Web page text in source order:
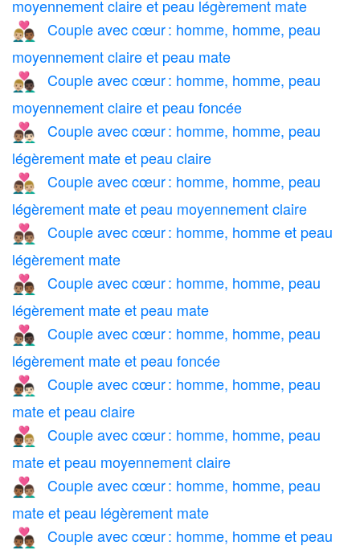
moyennement claire et peau légèrement mate
👨🏼‍❤️‍👨🏾
Couple avec cœur : homme, homme, peau
moyennement claire et peau mate
👨🏼‍❤️‍👨🏿
Couple avec cœur : homme, homme, peau
moyennement claire et peau foncée
👨🏽‍❤️‍👨🏻
Couple avec cœur : homme, homme, peau
légèrement mate et peau claire
👨🏽‍❤️‍👨🏼
Couple avec cœur : homme, homme, peau
légèrement mate et peau moyennement claire
👨🏽‍❤️‍👨🏽
Couple avec cœur : homme, homme et peau
légèrement mate
👨🏽‍❤️‍👨🏾
Couple avec cœur : homme, homme, peau
légèrement mate et peau mate
👨🏽‍❤️‍👨🏿
Couple avec cœur : homme, homme, peau
légèrement mate et peau foncée
👨🏾‍❤️‍👨🏻
Couple avec cœur : homme, homme, peau
mate et peau claire
👨🏾‍❤️‍👨🏼
Couple avec cœur : homme, homme, peau
mate et peau moyennement claire
👨🏾‍❤️‍👨🏽
Couple avec cœur : homme, homme, peau
mate et peau légèrement mate
👨🏾‍❤️‍👨🏾
Couple avec cœur : homme, homme et peau